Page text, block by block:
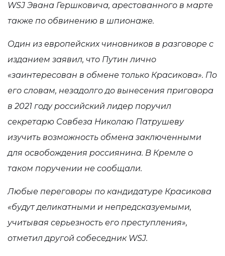
WSJ Эвана Гершковича, арестованного в марте
также по обвинению в шпионаже.
Один из европейских чиновников в разговоре с
изданием заявил, что Путин лично
«заинтересован в обмене только Красикова». По
его словам, незадолго до вынесения приговора
в 2021 году российский лидер поручил
секретарю Совбеза Николаю Патрушеву
изучить возможность обмена заключенными
для освобождения россиянина. В Кремле о
таком поручении не сообщали.
Любые переговоры по кандидатуре Красикова
«будут деликатными и непредсказуемыми,
учитывая серьезность его преступления»,
отметил другой собеседник WSJ.